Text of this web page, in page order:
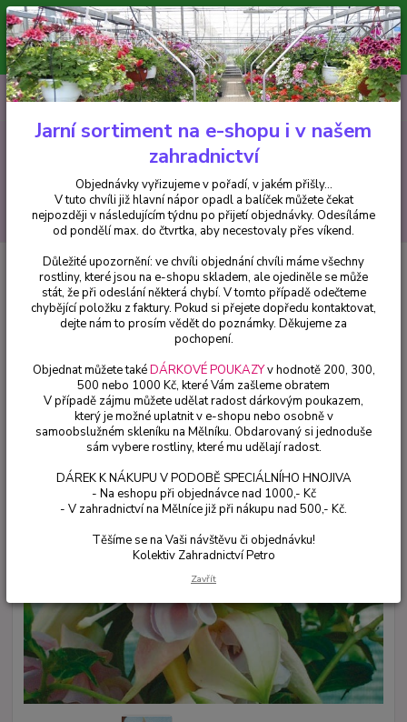
Minimální hodnota pro odeslání z e-shopu je 300 Kč.
V tuto chvíli již hlavní nápor objednávek opadl a balíček můžete čekat
nejpozději v následujícím týdnu po přijetí objednávky. Objednávky
vyřizujeme v pořadí, v jakém přišly...
CZK
Hledat
+420 602 223 614 0ks
za0 Kč
Fuchsie Holly´s Beauty Fuchsie - 1 ks
Holly´s Beauty Fuchsie - 1 ks
Jarní sortiment na e-shopu i v našem
zahradnictví
Objednávky vyřizujeme v pořadí, v jakém přišly...
V tuto chvíli již hlavní nápor opadl a balíček můžete čekat
nejpozději v následujícím týdnu po přijetí objednávky. Odesíláme
od pondělí max. do čtvrtka, aby necestovaly přes víkend.
Důležité upozornění: ve chvíli objednání chvíli máme všechny
rostliny, které jsou na e-shopu skladem, ale ojediněle se může
stát, že při odeslání některá chybí. V tomto případě odečteme
chybějící položku z faktury. Pokud si přejete dopředu kontaktovat,
dejte nám to prosím vědět do poznámky. Děkujeme za
pochopení.
Objednat můžete takéDÁRKOVÉ POUKAZYv hodnotě 200, 300,
500 nebo 1000 Kč, které Vám zašleme obratem
V případě zájmu můžete udělat radost dárkovým poukazem,
který je možné uplatnit v e-shopu nebo osobně v
samoobslužném skleníku na Mělníku. Obdarovaný si jednoduše
sám vybere rostliny, které mu udělají radost.
DÁREK K NÁKUPU V PODOBĚ SPECIÁLNÍHO HNOJIVA
- Na eshopu při objednávce nad 1000,- Kč
- V zahradnictví na Mělníce již při nákupu nad 500,- Kč.
Těšíme se na Vaši návštěvu či objednávku!
Kolektiv Zahradnictví Petro
Zavřít